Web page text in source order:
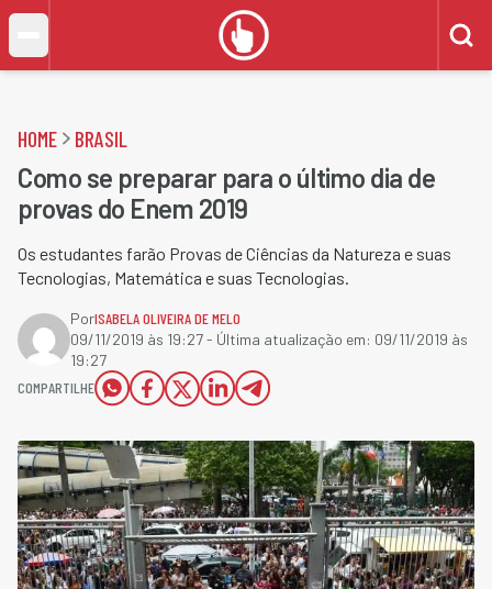
HOME BRASIL
Como se preparar para o último dia de
provas do Enem 2019
Os estudantes farão Provas de Ciências da Natureza e suas
Tecnologias, Matemática e suas Tecnologias.​
PorISABELA OLIVEIRA DE MELO
09/11/2019 às 19:27- Última atualização em: 09/11/2019 às
19:27
COMPARTILHE